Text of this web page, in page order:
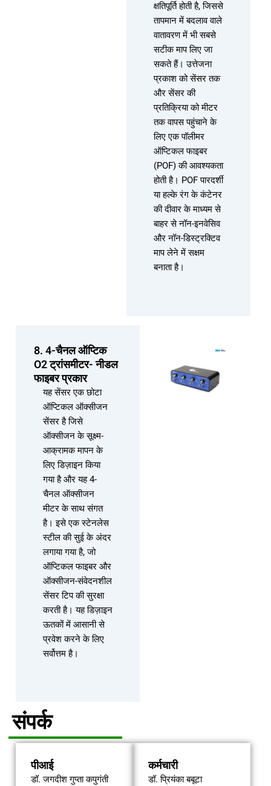
क्षतिपूर्ति होती है, जिससे
तापमान में बदलाव वाले
वातावरण में भी सबसे
सटीक माप लिए जा
सकते हैं। उत्तेजना
प्रकाश को सेंसर तक
और सेंसर की
प्रतिक्रिया को मीटर
तक वापस पहुंचाने के
लिए एक पॉलीमर
ऑप्टिकल फाइबर
(POF) की आवश्यकता
होती है। POF पारदर्शी
या हल्के रंग के कंटेनर
की दीवार के माध्यम से
बाहर से नॉन-इनवेसिव
और नॉन-डिस्ट्रक्टिव
माप लेने में सक्षम
बनाता है।
8. 4-चैनल ऑप्टिक
O2 ट्रांसमीटर- नीडल
फाइबर प्रकार
यह सेंसर एक छोटा
ऑप्टिकल ऑक्सीजन
सेंसर है जिसे
ऑक्सीजन के सूक्ष्म-
आक्रामक मापन के
लिए डिज़ाइन किया
गया है और यह 4-
चैनल ऑक्सीजन
मीटर के साथ संगत
है। इसे एक स्टेनलेस
स्टील की सुई के अंदर
लगाया गया है, जो
ऑप्टिकल फाइबर और
ऑक्सीजन-संवेदनशील
सेंसर टिप की सुरक्षा
करती है। यह डिज़ाइन
ऊतकों में आसानी से
प्रवेश करने के लिए
सर्वोत्तम है।
संपर्क
पीआई
डॉ. जगदीश गुप्ता कपुगंती
कर्मचारी
डॉ. प्रियंका बबूटा